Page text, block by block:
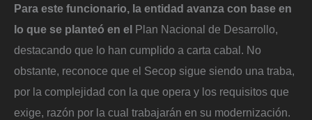
Para este funcionario, la entidad avanza con base en
lo que se planteó en el
Plan Nacional de Desarrollo,
destacando que lo han cumplido a carta cabal. No
obstante, reconoce que el Secop sigue siendo una traba,
por la complejidad con la que opera y los requisitos que
exige, razón por la cual trabajarán en su modernización.